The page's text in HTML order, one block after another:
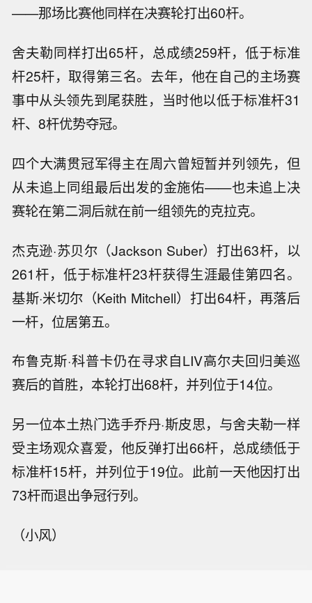
——那场比赛他同样在决赛轮打出60杆。
舍夫勒同样打出65杆，总成绩259杆，低于标准
杆25杆，取得第三名。去年，他在自己的主场赛
事中从头领先到尾获胜，当时他以低于标准杆31
杆、8杆优势夺冠。
四个大满贯冠军得主在周六曾短暂并列领先，但
从未追上同组最后出发的金施佑——也未追上决
赛轮在第二洞后就在前一组领先的克拉克。
杰克逊·苏贝尔（Jackson Suber）打出63杆，以
261杆，低于标准杆23杆获得生涯最佳第四名。
基斯·米切尔（Keith Mitchell）打出64杆，再落后
一杆，位居第五。
布鲁克斯·科普卡仍在寻求自LIV高尔夫回归美巡
赛后的首胜，本轮打出68杆，并列位于14位。
另一位本土热门选手乔丹·斯皮思，与舍夫勒一样
受主场观众喜爱，他反弹打出66杆，总成绩低于
标准杆15杆，并列位于19位。此前一天他因打出
73杆而退出争冠行列。
（小风）